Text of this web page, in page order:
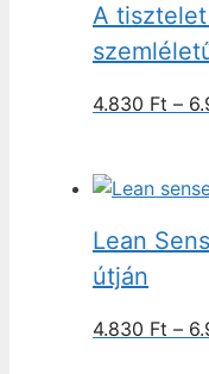
A
4.830 Ft –
Lean
útján
4.830 Ft –